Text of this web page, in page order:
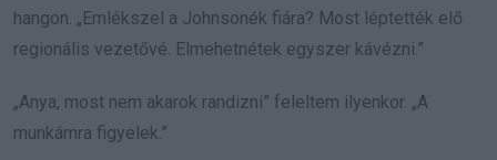
hangon. „Emlékszel a Johnsonék fiára? Most léptették elő
regionális vezetővé. Elmehetnétek egyszer kávézni.”
„Anya, most nem akarok randizni” feleltem ilyenkor. „A
munkámra figyelek.”